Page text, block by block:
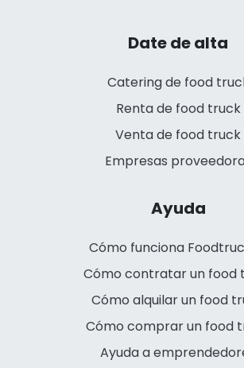
Date de alta
Catering de food
Renta de food truck
Venta de food truck
Empresas
Ayuda
Cómo funciona
Cómo contratar un food
Cómo alquilar un food
Cómo comprar un food
Ayuda a